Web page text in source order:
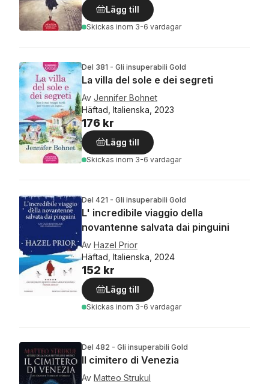
Lägg till
Skickas inom 3-6 vardagar
Del 381 - Gli insuperabili Gold
La villa del sole e dei segreti
Av Jennifer Bohnet
Häftad, Italienska, 2023
176 kr
Lägg till
Skickas inom 3-6 vardagar
Del 421 - Gli insuperabili Gold
L' incredibile viaggio della
novantenne salvata dai pinguini
Av Hazel Prior
Häftad, Italienska, 2024
152 kr
Lägg till
Skickas inom 3-6 vardagar
Del 482 - Gli insuperabili Gold
Il cimitero di Venezia
Av Matteo Strukul